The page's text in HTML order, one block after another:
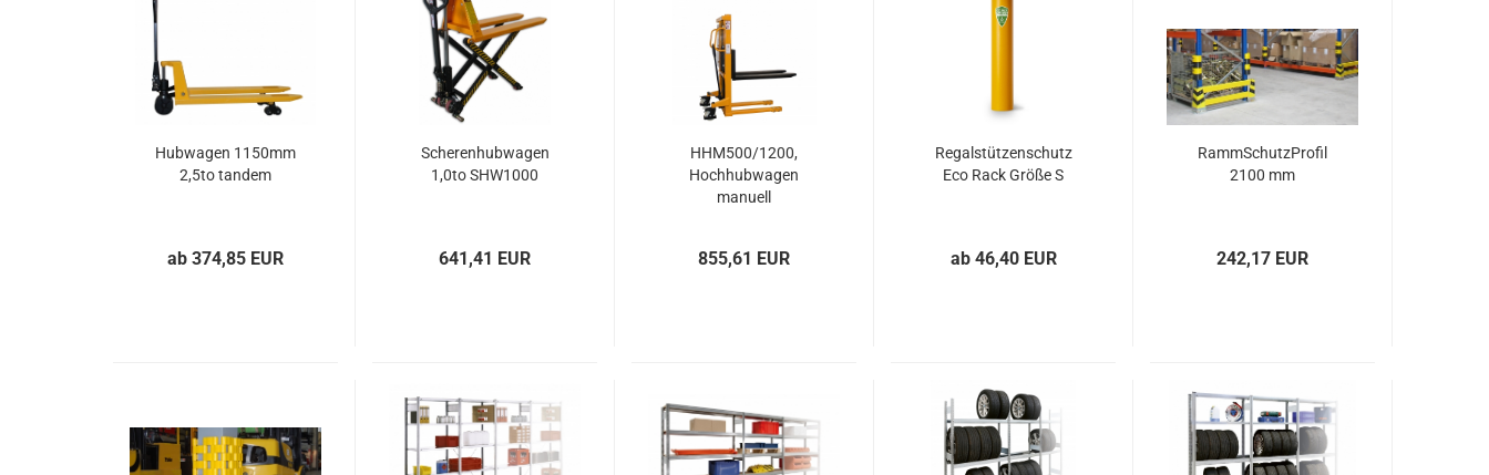
Hubwagen 1150mm
2,5to tandem
ab 374,85 EUR
Scherenhubwagen
1,0to SHW1000
641,41 EUR
HHM500/1200,
Hochhubwagen
manuell
855,61 EUR
Regalstützenschutz
Eco Rack Größe S
ab 46,40 EUR
RammSchutzProfil
2100 mm
242,17 EUR